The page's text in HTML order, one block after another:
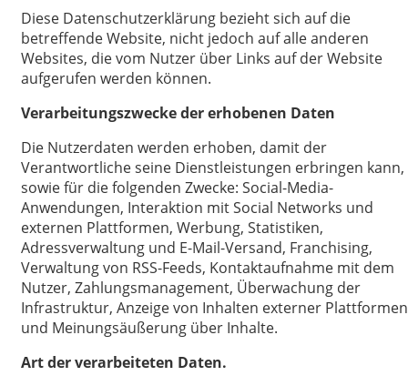
Diese Datenschutzerklärung bezieht sich auf die
betreffende Website, nicht jedoch auf alle anderen
Websites, die vom Nutzer über Links auf der Website
aufgerufen werden können.
Verarbeitungszwecke der erhobenen Daten
Die Nutzerdaten werden erhoben, damit der
Verantwortliche seine Dienstleistungen erbringen kann,
sowie für die folgenden Zwecke: Social-Media-
Anwendungen, Interaktion mit Social Networks und
externen Plattformen, Werbung, Statistiken,
Adressverwaltung und E-Mail-Versand, Franchising,
Verwaltung von RSS-Feeds, Kontaktaufnahme mit dem
Nutzer, Zahlungsmanagement, Überwachung der
Infrastruktur, Anzeige von Inhalten externer Plattformen
und Meinungsäußerung über Inhalte.
Art der verarbeiteten Daten.